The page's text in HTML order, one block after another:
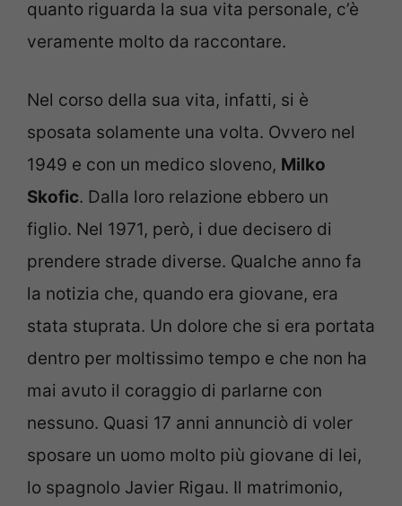
quanto riguarda la sua vita personale, c’è
veramente molto da raccontare.
Nel corso della sua vita, infatti, si è
sposata solamente una volta. Ovvero nel
1949 e con un medico sloveno, Milko
Skofic. Dalla loro relazione ebbero un
figlio. Nel 1971, però, i due decisero di
prendere strade diverse. Qualche anno fa
la notizia che, quando era giovane, era
stata stuprata. Un dolore che si era portata
dentro per moltissimo tempo e che non ha
mai avuto il coraggio di parlarne con
nessuno. Quasi 17 anni annunciò di voler
sposare un uomo molto più giovane di lei,
lo spagnolo Javier Rigau. Il matrimonio,